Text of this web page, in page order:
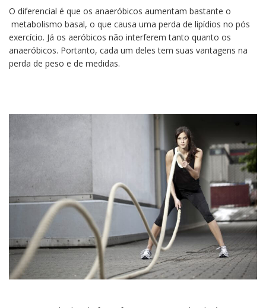
O diferencial é que os anaeróbicos aumentam bastante o
metabolismo basal, o que causa uma perda de lipídios no pós
exercício. Já os aeróbicos não interferem tanto quanto os
anaeróbicos. Portanto, cada um deles tem suas vantagens na
perda de peso e de medidas.